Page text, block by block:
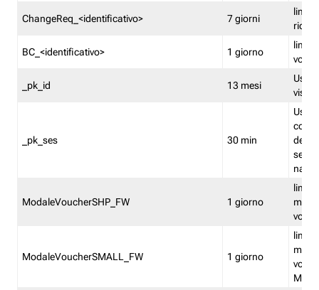
ChangeReq_<identificativo> 7 giorni
limita
BC_<identificativo> 1 giorno
limita
_pk_id 13 mesi
_pk_ses 30 min
ModaleVoucherSHP_FW 1 giorno
ModaleVoucherSMALL_FW 1 giorno